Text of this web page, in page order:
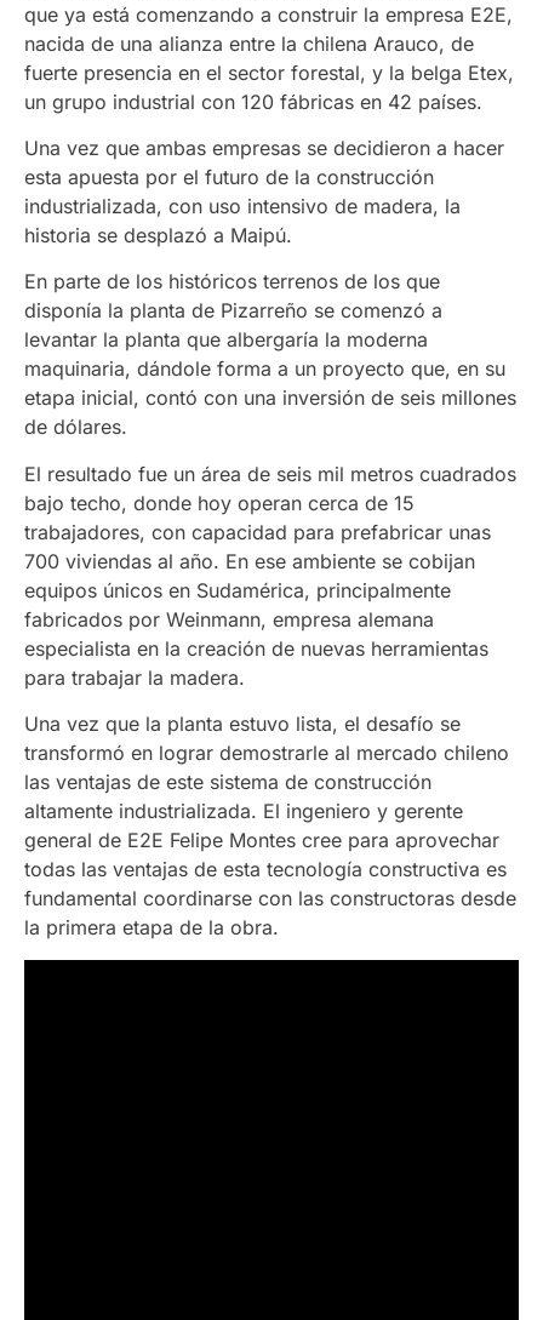
que ya está comenzando a construir la empresa E2E,
nacida de una alianza entre la chilena Arauco, de
fuerte presencia en el sector forestal, y la belga Etex,
un grupo industrial con 120 fábricas en 42 países.
Una vez que ambas empresas se decidieron a hacer
esta apuesta por el futuro de la construcción
industrializada, con uso intensivo de madera, la
historia se desplazó a Maipú.
En parte de los históricos terrenos de los que
disponía la planta de Pizarreño se comenzó a
levantar la planta que albergaría la moderna
maquinaria, dándole forma a un proyecto que, en su
etapa inicial, contó con una inversión de seis millones
de dólares.
El resultado fue un área de seis mil metros cuadrados
bajo techo, donde hoy operan cerca de 15
trabajadores, con capacidad para prefabricar unas
700 viviendas al año. En ese ambiente se cobijan
equipos únicos en Sudamérica, principalmente
fabricados por Weinmann, empresa alemana
especialista en la creación de nuevas herramientas
para trabajar la madera.
Una vez que la planta estuvo lista, el desafío se
transformó en lograr demostrarle al mercado chileno
las ventajas de este sistema de construcción
altamente industrializada. El ingeniero y gerente
general de E2E Felipe Montes cree para aprovechar
todas las ventajas de esta tecnología constructiva es
fundamental coordinarse con las constructoras desde
la primera etapa de la obra.